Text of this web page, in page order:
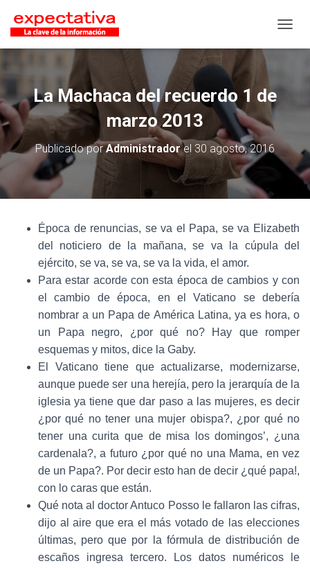
La Machaca del recuerdo 1 de
marzo 2013
Publicado porAdministradorel30 agosto, 2016
Época de renuncias, se va el Papa, se va Elizabeth
del noticiero de la mañana, se va la cúpula del
ejército, se va, se va, se va la vida, el amor.
Para estar acorde con esta época de cambios y con
el cambio de época, en el Vaticano se debería
nombrar a un Papa de América Latina, ya es hora, o
un Papa negro, ¿por qué no? Hay que romper
esquemas y mitos, dice la Gaby.
El Vaticano tiene que actualizarse, modernizarse,
aunque puede ser una herejía, pero la jerarquía de la
iglesia ya tiene que dar paso a las mujeres, es decir
¿por qué no tener una mujer obispa?, ¿por qué no
tener una curita que de misa los domingos’, ¿una
cardenala?, a futuro ¿por qué no una Mama, en vez
de un Papa?. Por decir esto han de decir ¿qué papa!,
con lo caras que están.
Qué nota al doctor Antuco Posso le fallaron las cifras,
dijo al aire que era el más votado de las elecciones
últimas, pero que por la fórmula de distribución de
escaños ingresa tercero. Los datos numéricos le